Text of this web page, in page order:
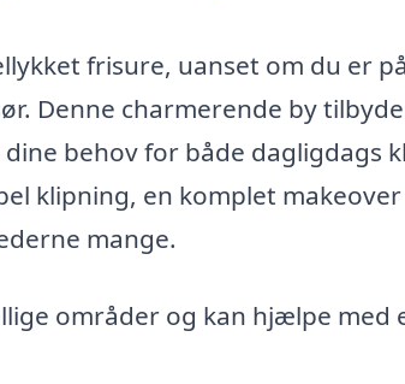
frisure, uanset om du er på
Denne charmerende by
behov for både dagligdags
klipning, en komplet
mange.
områder og kan hjælpe med